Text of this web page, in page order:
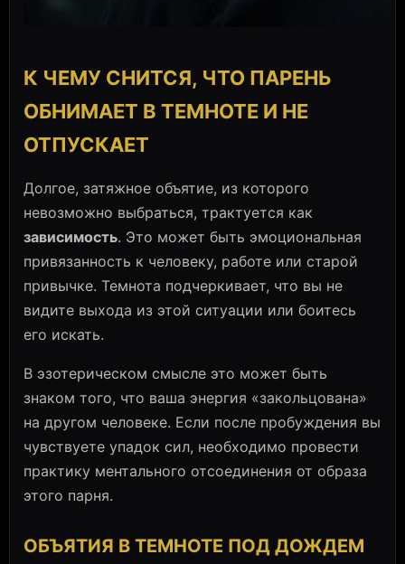
К ЧЕМУ СНИТСЯ, ЧТО ПАРЕНЬ
ОБНИМАЕТ В ТЕМНОТЕ И НЕ
ОТПУСКАЕТ
Долгое, затяжное объятие, из которого
невозможно выбраться, трактуется как
зависимость. Это может быть эмоциональная
привязанность к человеку, работе или старой
привычке. Темнота подчеркивает, что вы не
видите выхода из этой ситуации или боитесь
его искать.
В эзотерическом смысле это может быть
знаком того, что ваша энергия «закольцована»
на другом человеке. Если после пробуждения вы
чувствуете упадок сил, необходимо провести
практику ментального отсоединения от образа
этого парня.
ОБЪЯТИЯ В ТЕМНОТЕ ПОД ДОЖДЕМ